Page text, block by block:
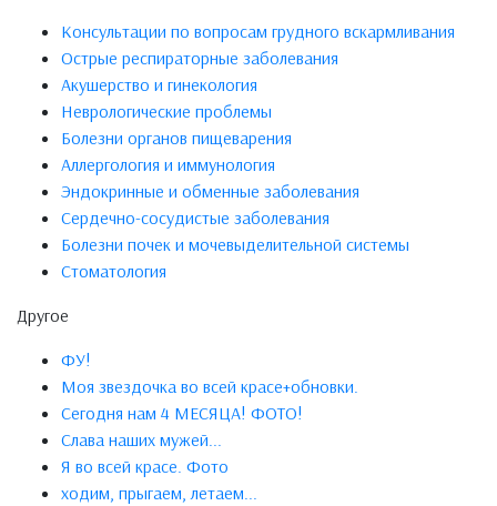
Консультации по вопросам грудного вскармливания
Острые респираторные заболевания
Акушерство и гинекология
Неврологические проблемы
Болезни органов пищеварения
Аллергология и иммунология
Эндокринные и обменные заболевания
Сердечно-сосудистые заболевания
Болезни почек и мочевыделительной системы
Стоматология
Другое
ФУ!
Моя звездочка во всей красе+обновки.
Сегодня нам 4 МЕСЯЦА! ФОТО!
Слава наших мужей...
Я во всей красе. Фото
ходим, прыгаем, летаем...